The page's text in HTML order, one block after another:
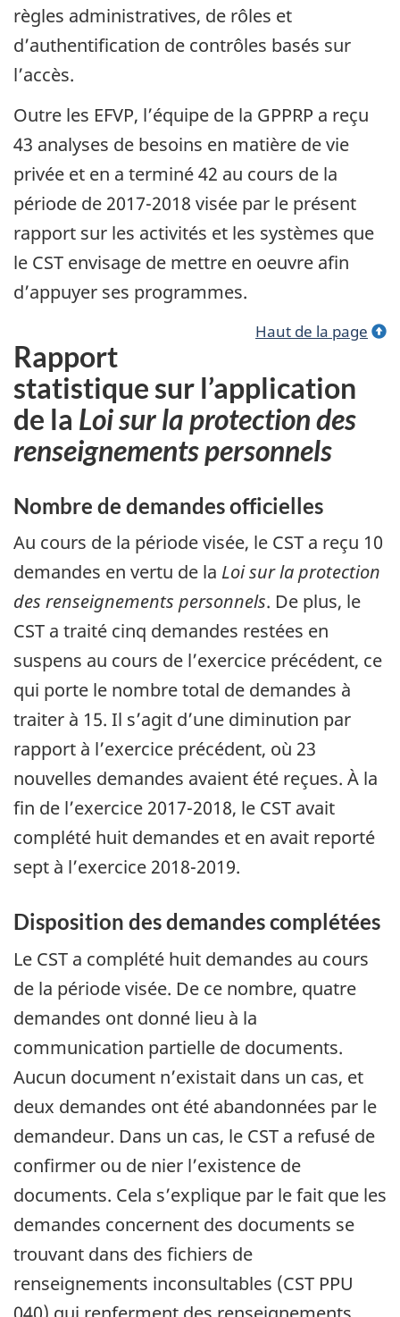
règles administratives, de rôles et
d’authentification de contrôles basés sur
l’accès.
Outre les EFVP, l’équipe de la GPPRP a reçu
43 analyses de besoins en matière de vie
privée et en a terminé 42 au cours de la
période de 2017-2018 visée par le présent
rapport sur les activités et les systèmes que
le CST envisage de mettre en oeuvre afin
d’appuyer ses programmes.
Haut de la page
Rapport
statistique sur l’application
de la Loi sur la protection des
renseignements personnels
Nombre de demandes officielles
Au cours de la période visée, le CST a reçu 10
demandes en vertu de la Loi sur la protection
des renseignements personnels. De plus, le
CST a traité cinq demandes restées en
suspens au cours de l’exercice précédent, ce
qui porte le nombre total de demandes à
traiter à 15. Il s’agit d’une diminution par
rapport à l’exercice précédent, où 23
nouvelles demandes avaient été reçues. À la
fin de l’exercice 2017-2018, le CST avait
complété huit demandes et en avait reporté
sept à l’exercice 2018-2019.
Disposition des demandes complétées
Le CST a complété huit demandes au cours
de la période visée. De ce nombre, quatre
demandes ont donné lieu à la
communication partielle de documents.
Aucun document n’existait dans un cas, et
deux demandes ont été abandonnées par le
demandeur. Dans un cas, le CST a refusé de
confirmer ou de nier l’existence de
documents. Cela s’explique par le fait que les
demandes concernent des documents se
trouvant dans des fichiers de
renseignements inconsultables (CST PPU